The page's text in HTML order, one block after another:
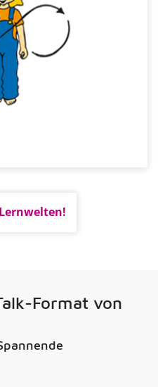
Format von